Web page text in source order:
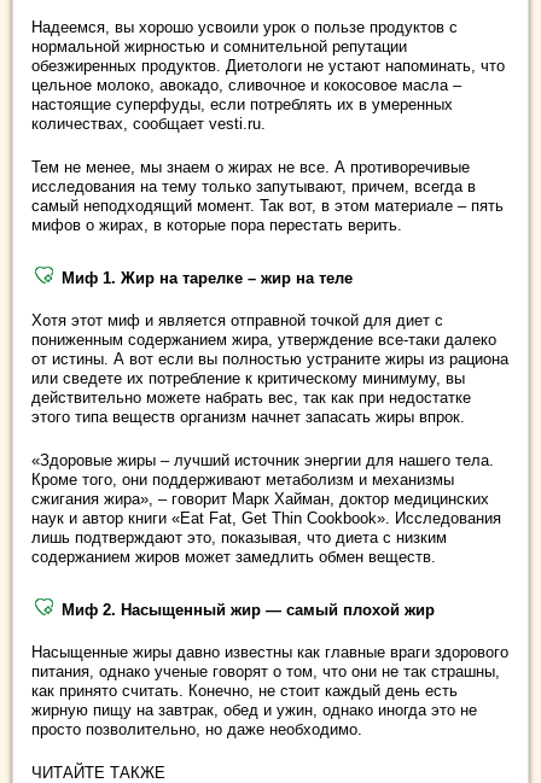
Надеемся, вы хорошо усвоили урок о пользе продуктов с
нормальной жирностью и сомнительной репутации
обезжиренных продуктов. Диетологи не устают напоминать, что
цельное молоко, авокадо, сливочное и кокосовое масла –
настоящие суперфуды, если потреблять их в умеренных
количествах, сообщает vesti.ru.
Тем не менее, мы знаем о жирах не все. А противоречивые
исследования на тему только запутывают, причем, всегда в
самый неподходящий момент. Так вот, в этом материале – пять
мифов о жирах, в которые пора перестать верить.
Миф 1. Жир на тарелке – жир на теле
Хотя этот миф и является отправной точкой для диет с
пониженным содержанием жира, утверждение все-таки далеко
от истины. А вот если вы полностью устраните жиры из рациона
или сведете их потребление к критическому минимуму, вы
действительно можете набрать вес, так как при недостатке
этого типа веществ организм начнет запасать жиры впрок.
«Здоровые жиры – лучший источник энергии для нашего тела.
Кроме того, они поддерживают метаболизм и механизмы
сжигания жира», – говорит Марк Хайман, доктор медицинских
наук и автор книги «Eat Fat, Get Thin Cookbook». Исследования
лишь подтверждают это, показывая, что диета с низким
содержанием жиров может замедлить обмен веществ.
Миф 2. Насыщенный жир — самый плохой жир
Насыщенные жиры давно известны как главные враги здорового
питания, однако ученые говорят о том, что они не так страшны,
как принято считать. Конечно, не стоит каждый день есть
жирную пищу на завтрак, обед и ужин, однако иногда это не
просто позволительно, но даже необходимо.
ЧИТАЙТЕ ТАКЖЕ